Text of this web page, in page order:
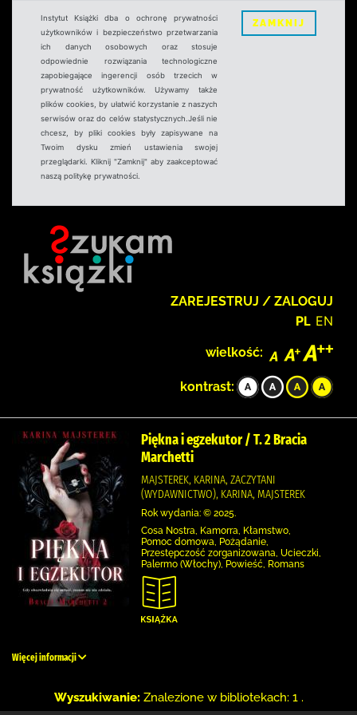
Instytut Książki dba o ochronę prywatności
użytkowników i bezpieczeństwo przetwarzania
ich danych osobowych oraz stosuje
odpowiednie rozwiązania technologiczne
zapobiegające ingerencji osób trzecich w
prywatność użytkowników. Używamy także
plików cookies, by ułatwić korzystanie z naszych
serwisów oraz do celów statystycznych.Jeśli nie
chcesz, by pliki cookies były zapisywane na
Twoim dysku zmień ustawienia swojej
przeglądarki. Kliknij "Zamknij" aby zaakceptować
naszą politykę prywatności.
ZAMKNIJ
ZAREJESTRUJ / ZALOGUJ
PL EN
wielkość:
kontrast:
Piękna i egzekutor / T. 2 Bracia
Marchetti
MAJSTEREK, KARINA, ZACZYTANI
(WYDAWNICTWO), KARINA, MAJSTEREK
Rok wydania: © 2025.
Cosa Nostra, Kamorra, Kłamstwo,
Pomoc domowa, Pożądanie,
Przestępczość zorganizowana, Ucieczki,
Palermo (Włochy), Powieść, Romans
Więcej informacji
Wyszukiwanie: Znalezione w bibliotekach: 1 .